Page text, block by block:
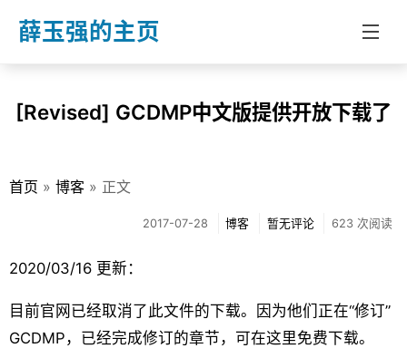
薛玉强的主页
首页
[Revised] GCDMP中文版提供开放下载了
首页 » 博客 » 正文
2017-07-28 博客 暂无评论 623 次阅读
2020/03/16 更新：
目前官网已经取消了此文件的下载。因为他们正在“修订”
GCDMP，已经完成修订的章节，可在这里免费下载。